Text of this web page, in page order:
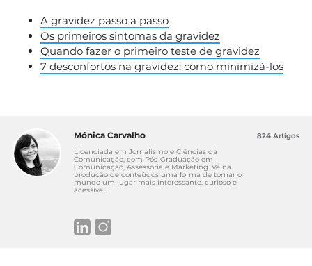
A gravidez passo a passo
Os primeiros sintomas da gravidez
Quando fazer o primeiro teste de gravidez
7 desconfortos na gravidez: como minimizá-los
Mónica Carvalho
Licenciada em Jornalismo e Ciências da
Comunicação, com Pós-Graduação em
Comunicação, Assessoria e Marketing. Vê na
produção de conteúdos uma forma de tornar o
mundo um lugar mais interessante, curioso e
acessível.
824 Artigos